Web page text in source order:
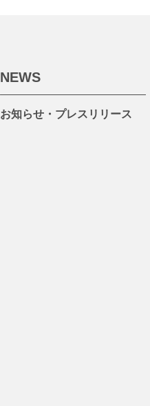
NEWS
お知らせ・プレスリリース